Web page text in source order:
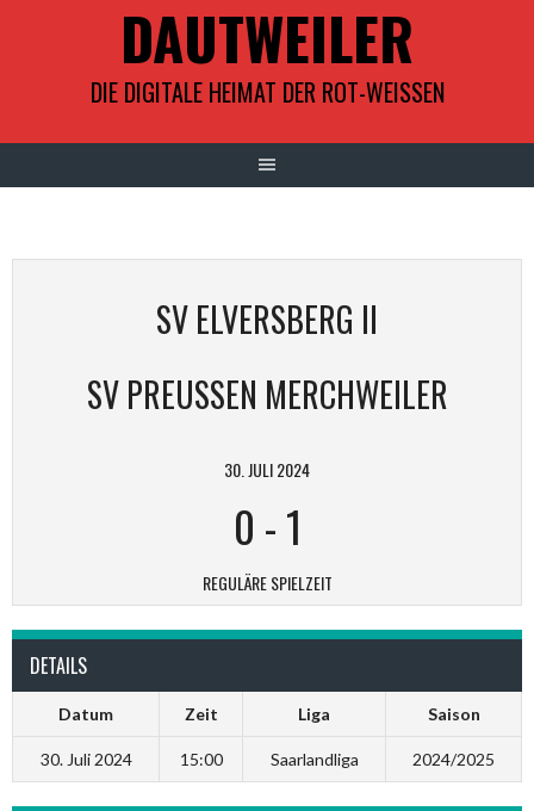
DAUTWEILER
DIE DIGITALE HEIMAT DER ROT-WEISSEN
SV ELVERSBERG II
SV PREUSSEN MERCHWEILER
30. JULI 2024
0 -1
REGULÄRE SPIELZEIT
DETAILS
Datum Zeit Liga Saison
30. Juli 2024 15:00 Saarlandliga 2024/2025